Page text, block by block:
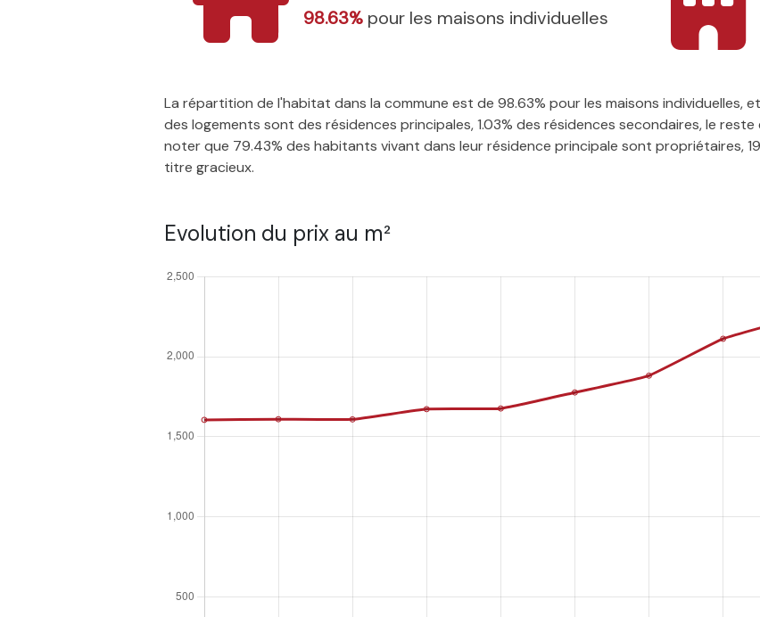
98.63% pour les maisons individuelles
La répartition de l'habitat dans la commune est de 98.63% pour les maisons individuelles,
des logements sont des résidences principales, 1.03% des résidences secondaires, le
noter que 79.43% des habitants vivant dans leur résidence principale sont propriétaires,
titre gracieux.
Evolution du prix au m²